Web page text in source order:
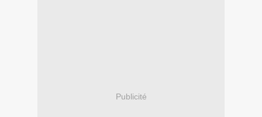
Publicité